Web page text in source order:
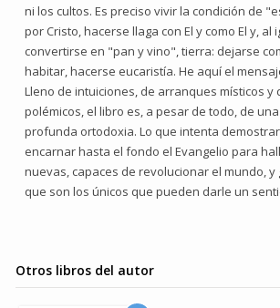
ni los cultos. Es preciso vivir la condición de
por Cristo, hacerse llaga con El y como El y, al
convertirse en "pan y vino", tierra: dejarse
habitar, hacerse eucaristía. He aquí el
Lleno de intuiciones, de arranques místicos y
polémicos, el libro es, a pesar de todo, de
profunda ortodoxia. Lo que intenta
encarnar hasta el fondo el Evangelio para
nuevas, capaces de revolucionar el mundo,
que son los únicos que pueden darle un
Otros libros del autor